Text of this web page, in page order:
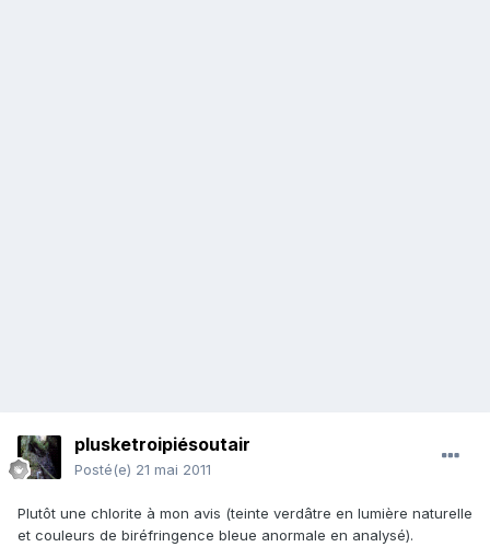
plusketroipiésoutair
Posté(e) 21 mai 2011
Plutôt une chlorite à mon avis (teinte verdâtre en lumière naturelle
et couleurs de biréfringence bleue anormale en analysé).